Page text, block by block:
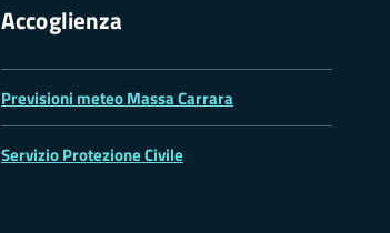
Accoglienza
Previsioni meteo Massa Carrara
Servizio Protezione Civile